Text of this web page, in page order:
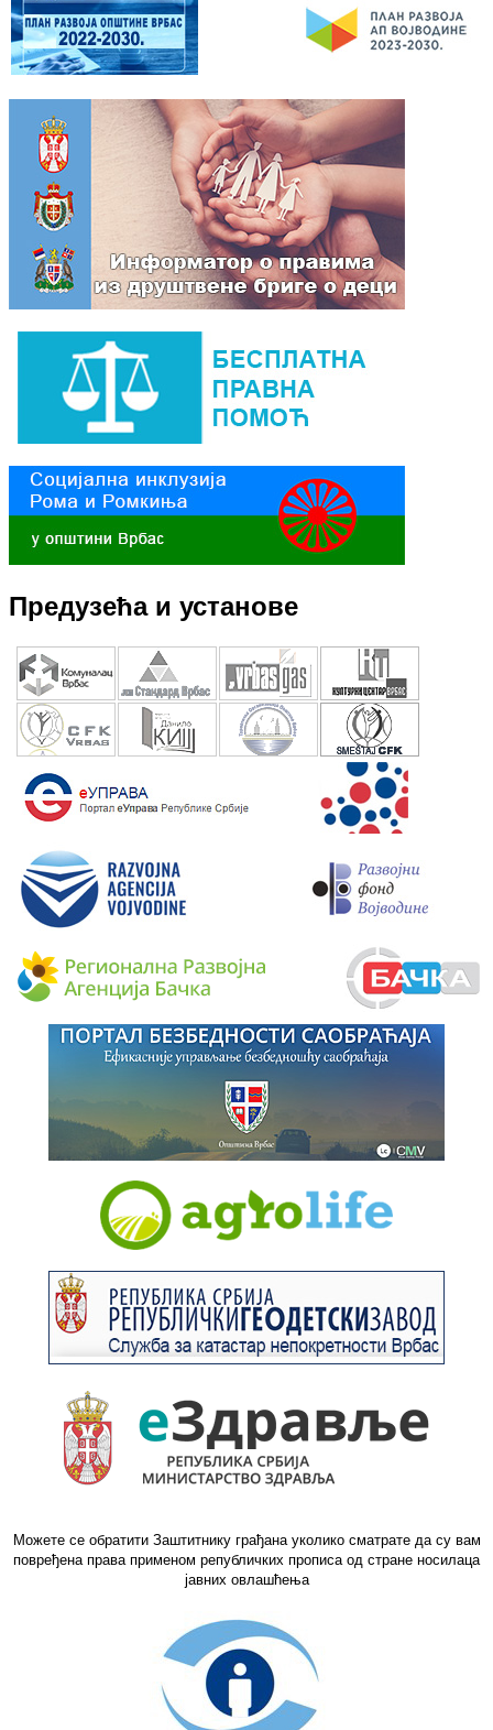
Предузећа и установе
Можете се обратити Заштитнику грађана уколико сматрате да су вам
повређена права применом републичких прописа од стране носилаца
јавних овлашћења